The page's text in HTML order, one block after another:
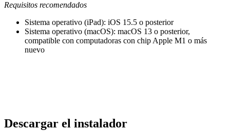
Requisitos recomendados
Sistema operativo (iPad): iOS 15.5 o posterior
Sistema operativo (macOS): macOS 13 o posterior,
compatible con computadoras con chip Apple M1 o más
nuevo
Descargar el instalador